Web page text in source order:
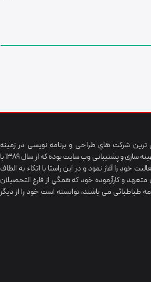
شرکت هاي طراحی و برنامه نویسی در زمینه
محصولات اینترنتی، خدمات طراحی، بهینه سازی و پشتیبانی وب سایت بوده که از سال 1389 با
خود را آغاز نمود و در این راستا با اتکاء به الطاف
و کارآزموده خود که همگي از فارغ التحصیلان
طباطبائی می باشند، توانسته است خود را از دیگر